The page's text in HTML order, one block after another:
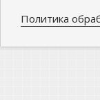
Политика